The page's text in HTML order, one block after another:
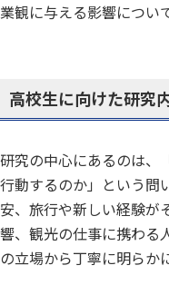
業観に与える影響につい
高校生に向けた研究
研究の中心にあるのは、
行動するのか」という問
安、旅行や新しい経験が
響、観光の仕事に携わる
の立場から丁寧に明らか